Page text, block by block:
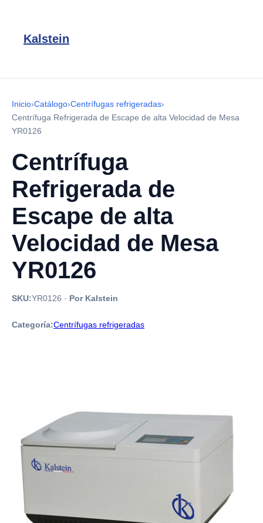
Kalstein
Inicio›Catálogo›Centrífugas refrigeradas›
Centrífuga Refrigerada de Escape de alta Velocidad de Mesa
YR0126
Centrífuga
Refrigerada de
Escape de alta
Velocidad de Mesa
YR0126
SKU:YR0126 · Por Kalstein
Categoría:Centrífugas refrigeradas